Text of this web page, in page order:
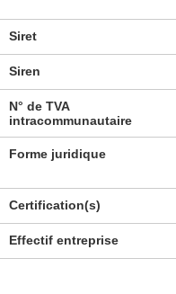
Siret
Siren
N° de TVA
intracommunautaire
Forme juridique
Certification(s)
Effectif entreprise